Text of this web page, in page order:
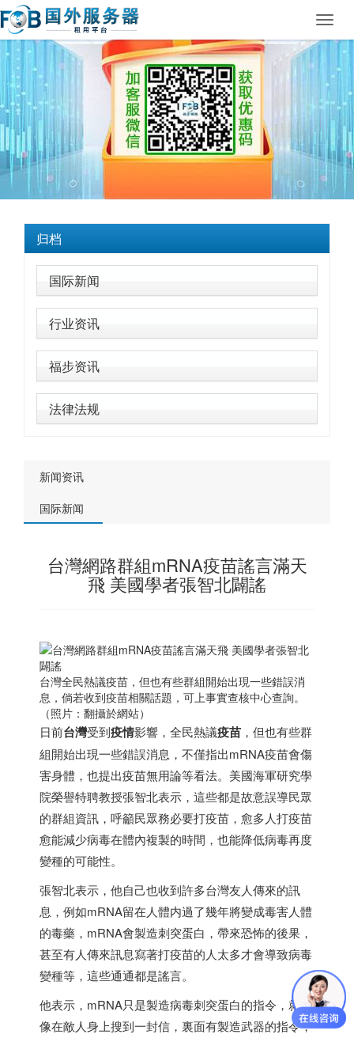
归档
国际新闻
行业资讯
福步资讯
法律法规
新闻资讯
国际新闻
台灣網路群組mRNA疫苗謠言滿天
飛 美國學者張智北闢謠
台灣全民熱議疫苗，但也有些群組開始出現一些錯誤消
息，倘若收到疫苗相關話題，可上事實查核中心查詢。
（照片：翻攝於網站）
日前台灣受到疫情影響，全民熱議疫苗 ，但也有些群
組開始出現一些錯誤消息，不僅指出mRNA疫苗會傷
害身體，也提出疫苗無用論等看法。美國海軍研究學
院榮譽特聘教授張智北表示，這些都是故意誤導民眾
的群組資訊，呼籲民眾務必要打疫苗，愈多人打疫苗
愈能減少病毒在體內複製的時間，也能降低病毒再度
變種的可能性。
張智北表示，他自己也收到許多台灣友人傳來的訊
息，例如mRNA留在人體内過了幾年將變成毒害人體
的毒藥，mRNA會製造刺突蛋白，帶來恐怖的後果，
甚至有人傳來訊息寫著打疫苗的人太多才會導致病毒
變種等，這些通通都是謠言。
他表示，mRNA只是製造病毒刺突蛋白的指令，就好
像在敵人身上搜到一封信，裏面有製造武器的指令，